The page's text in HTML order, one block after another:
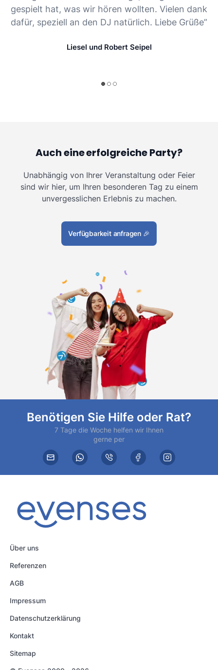
gespielt hat, was wir hören wollten. Vielen dank
dafür, speziell an den DJ natürlich. Liebe Grüße”
Liesel und Robert Seipel
Auch eine erfolgreiche Party?
Unabhängig von Ihrer Veranstaltung oder Feier
sind wir hier, um Ihren besonderen Tag zu einem
unvergesslichen Erlebnis zu machen.
Verfügbarkeit anfragen 🎉
Benötigen Sie Hilfe oder Rat?
7 Tage die Woche helfen wir Ihnen
gerne per
Über uns
Referenzen
AGB
Impressum
Datenschutzerklärung
Kontakt
Sitemap